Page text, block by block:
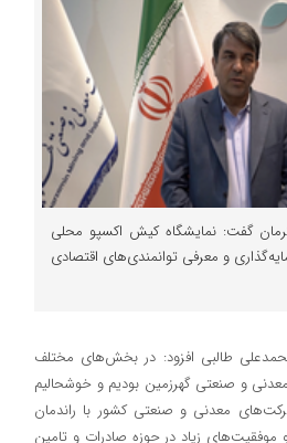
کرمان گفت: نمایشگاه کیش اکسپو محلی
و معرفی توانمندی‌های اقتصادی
طالبی افزود: در بخش‌های مختلف
و صنعتی گهرزمین بودیم و خوشحالیم
معدنی و صنعتی کشور با راندمان
موفقیت‌های زیاد در حوزه صادرات و تامین